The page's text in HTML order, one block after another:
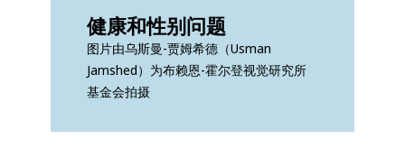
健康和性别问题
图片由乌斯曼-贾姆希德（Usman
Jamshed）为布赖恩-霍尔登视觉研究所
基金会拍摄